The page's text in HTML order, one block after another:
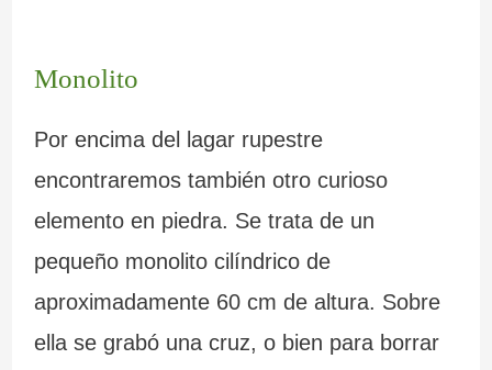
Monolito
Por encima del lagar rupestre
encontraremos también otro curioso
elemento en piedra. Se trata de un
pequeño monolito cilíndrico de
aproximadamente 60 cm de altura. Sobre
ella se grabó una cruz, o bien para borrar